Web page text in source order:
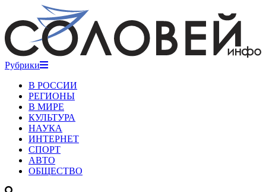
Рубрики
В РОССИИ
РЕГИОНЫ
В МИРЕ
КУЛЬТУРА
НАУКА
ИНТЕРНЕТ
СПОРТ
АВТО
ОБЩЕСТВО